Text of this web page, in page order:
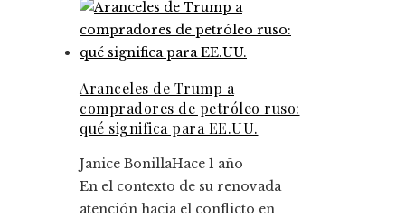
Aranceles de Trump a
compradores de petróleo ruso:
qué significa para EE.UU.
Janice BonillaHace 1 año
En el contexto de su renovada
atención hacia el conflicto en